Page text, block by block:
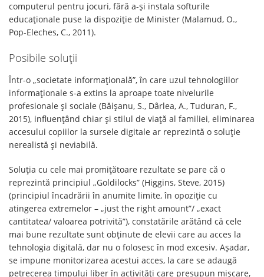
computerul pentru jocuri, fără a-și instala softurile
educaționale puse la dispoziție de Minister (Malamud, O.,
Pop-Eleches, C., 2011).
Posibile soluții
Într-o „societate informațională”, în care uzul tehnologiilor
informaționale s-a extins la aproape toate nivelurile
profesionale și sociale (Băișanu, S., Dârlea, A., Tuduran, F.,
2015), influențând chiar și stilul de viață al familiei, eliminarea
accesului copiilor la sursele digitale ar reprezintă o soluție
nerealistă și neviabilă.
Soluția cu cele mai promițătoare rezultate se pare că o
reprezintă principiul „Goldilocks” (Higgins, Steve, 2015)
(principiul încadrării în anumite limite, în opoziție cu
atingerea extremelor – „just the right amount”/ „exact
cantitatea/ valoarea potrivită”), constatările arătând că cele
mai bune rezultate sunt obţinute de elevii care au acces la
tehnologia digitală, dar nu o folosesc în mod excesiv. Așadar,
se impune monitorizarea acestui acces, la care se adaugă
petrecerea timpului liber în activități care presupun mișcare,